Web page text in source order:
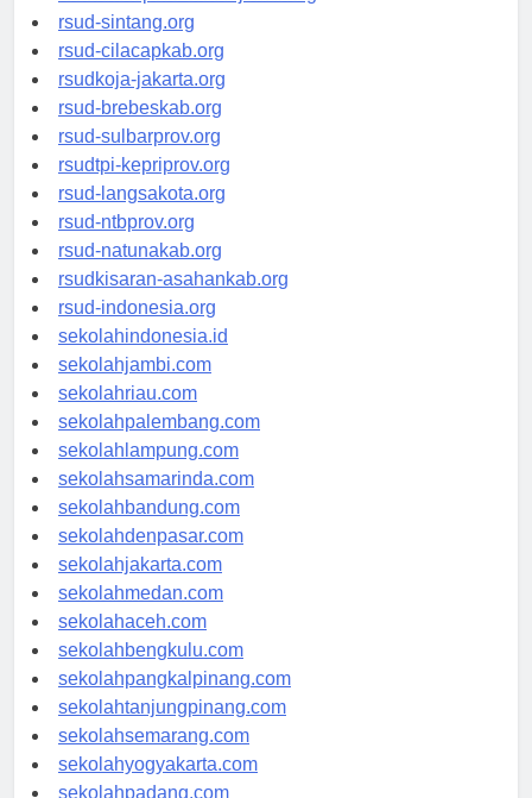
rsudrtnotopuro-sidoarjokab.org
rsud-sintang.org
rsud-cilacapkab.org
rsudkoja-jakarta.org
rsud-brebeskab.org
rsud-sulbarprov.org
rsudtpi-kepriprov.org
rsud-langsakota.org
rsud-ntbprov.org
rsud-natunakab.org
rsudkisaran-asahankab.org
rsud-indonesia.org
sekolahindonesia.id
sekolahjambi.com
sekolahriau.com
sekolahpalembang.com
sekolahlampung.com
sekolahsamarinda.com
sekolahbandung.com
sekolahdenpasar.com
sekolahjakarta.com
sekolahmedan.com
sekolahaceh.com
sekolahbengkulu.com
sekolahpangkalpinang.com
sekolahtanjungpinang.com
sekolahsemarang.com
sekolahyogyakarta.com